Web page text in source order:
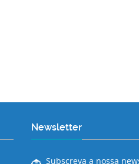
Newsletter
Subscreva a nossa